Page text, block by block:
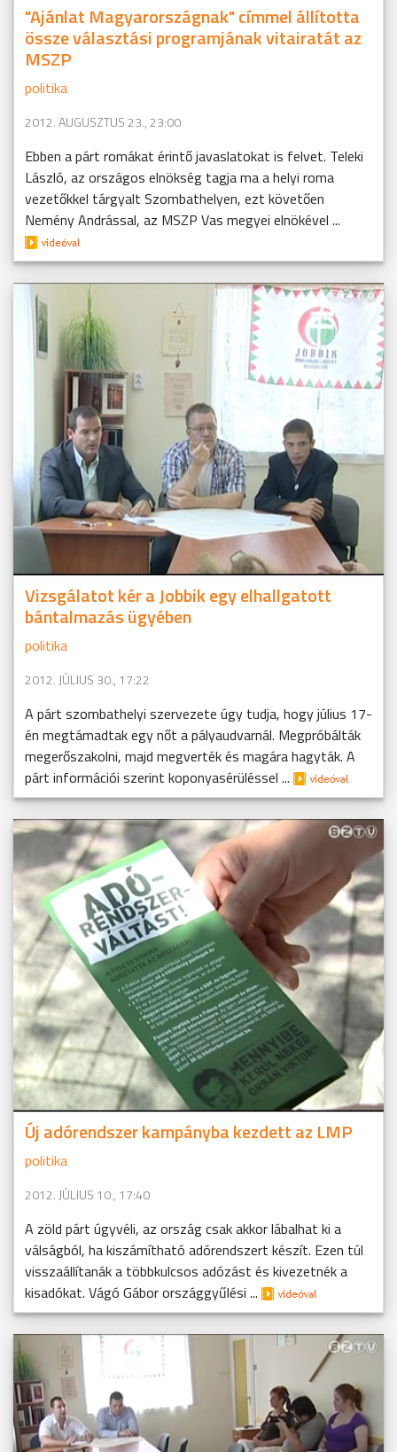
"Ajánlat Magyarországnak" címmel állította
össze választási programjának vitairatát az
MSZP
politika
2012. AUGUSZTUS 23., 23:00
Ebben a párt romákat érintő javaslatokat is felvet. Teleki
László, az országos elnökség tagja ma a helyi roma
vezetőkkel tárgyalt Szombathelyen, ezt követően
Nemény Andrással, az MSZP Vas megyei elnökével ...
Vizsgálatot kér a Jobbik egy elhallgatott
bántalmazás ügyében
politika
2012. JÚLIUS 30., 17:22
A párt szombathelyi szervezete úgy tudja, hogy július 17-
én megtámadtak egy nőt a pályaudvarnál. Megpróbálták
megerőszakolni, majd megverték és magára hagyták. A
párt információi szerint koponyasérüléssel ...
Új adórendszer kampányba kezdett az LMP
politika
2012. JÚLIUS 10., 17:40
A zöld párt úgyvéli, az ország csak akkor lábalhat ki a
válságból, ha kiszámítható adórendszert készít. Ezen túl
visszaállítanák a többkulcsos adózást és kivezetnék a
kisadókat. Vágó Gábor országgyűlési ...